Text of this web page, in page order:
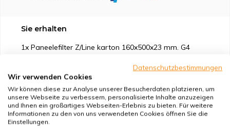
Sie erhalten
1x Paneelefilter Z/Line karton 160x500x23 mm. G4
Geeignet für
Datenschutzbestimmungen
Wir verwenden Cookies
Wir können diese zur Analyse unserer Besucherdaten platzieren, um
unsere Webseite zu verbessern, personalisierte Inhalte anzuzeigen
und Ihnen ein großartiges Webseiten-Erlebnis zu bieten. Für weitere
Informationen zu den von uns verwendeten Cookies öffnen Sie die
Einstellungen.